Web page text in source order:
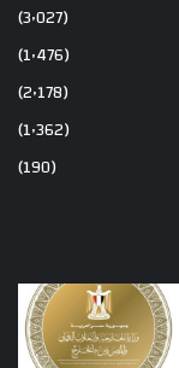
(3٬027)
(1٬476)
(2٬178)
(1٬362)
(190)